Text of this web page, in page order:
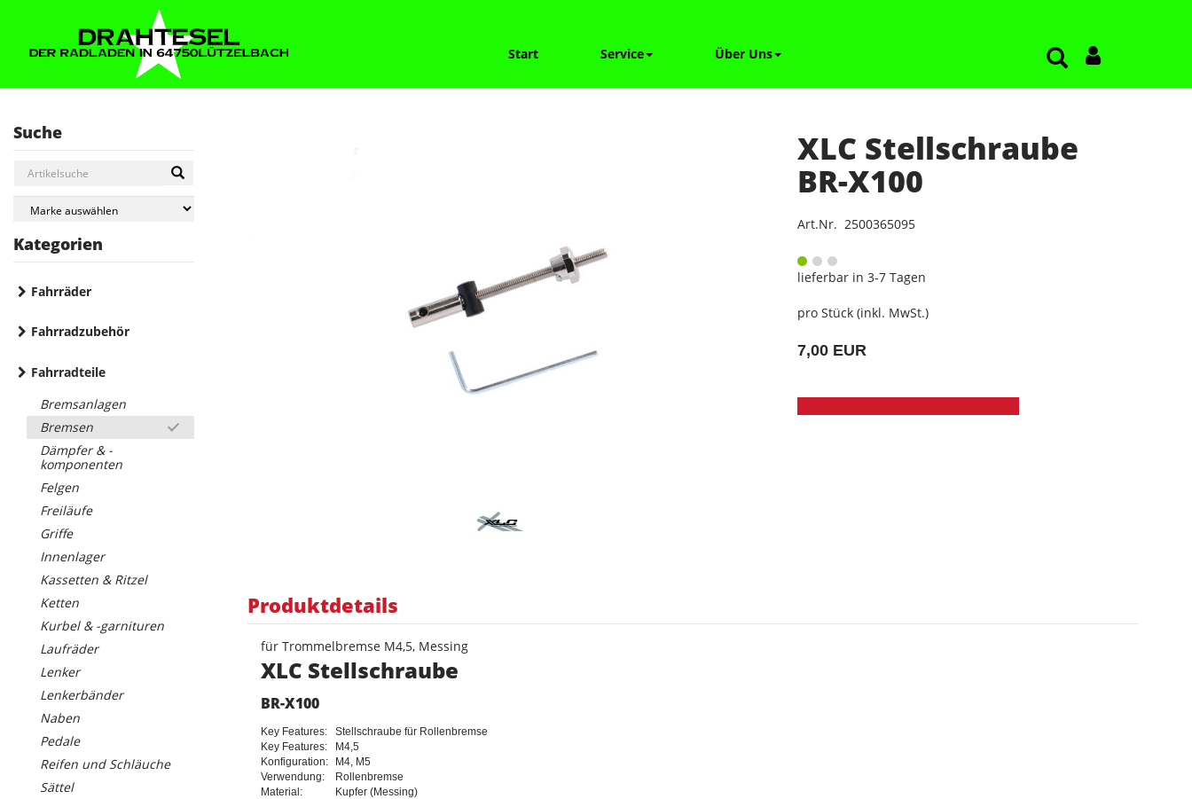
Start Service Über Uns
Suche
Kategorien
Fahrräder
Fahrradzubehör
Fahrradteile
Bremsanlagen
Bremsen
Dämpfer & -
komponenten
Felgen
Freiläufe
Griffe
Innenlager
Kassetten & Ritzel
Ketten
Kurbel & -garnituren
Laufräder
Lenker
Lenkerbänder
Naben
Pedale
Reifen und Schläuche
Sättel
XLC Stellschraube
BR-X100
Art.Nr. 2500365095
lieferbar in 3-7 Tagen
pro Stück (inkl. MwSt.)
7,00 EUR
Produktdetails
für Trommelbremse M4,5, Messing
XLC Stellschraube
BR-X100
Key Features:
Stellschraube für Rollenbremse
Key Features:
M4,5
Konfiguration:
M4, M5
Verwendung:
Rollenbremse
Material:
Kupfer (Messing)